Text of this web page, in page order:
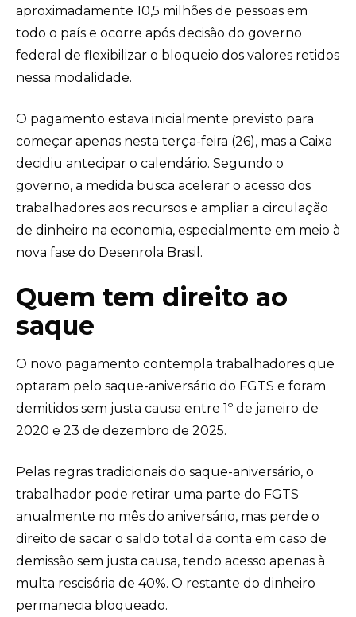
aproximadamente 10,5 milhões de pessoas em
todo o país e ocorre após decisão do governo
federal de flexibilizar o bloqueio dos valores retidos
nessa modalidade.
O pagamento estava inicialmente previsto para
começar apenas nesta terça-feira (26), mas a Caixa
decidiu antecipar o calendário. Segundo o
governo, a medida busca acelerar o acesso dos
trabalhadores aos recursos e ampliar a circulação
de dinheiro na economia, especialmente em meio à
nova fase do Desenrola Brasil.
Quem tem direito ao
saque
O novo pagamento contempla trabalhadores que
optaram pelo saque-aniversário do FGTS e foram
demitidos sem justa causa entre 1º de janeiro de
2020 e 23 de dezembro de 2025.
Pelas regras tradicionais do saque-aniversário, o
trabalhador pode retirar uma parte do FGTS
anualmente no mês do aniversário, mas perde o
direito de sacar o saldo total da conta em caso de
demissão sem justa causa, tendo acesso apenas à
multa rescisória de 40%. O restante do dinheiro
permanecia bloqueado.